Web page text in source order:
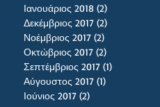
Ιανουάριος 2018 (2)
Δεκέμβριος 2017 (2)
Νοέμβριος 2017 (2)
Οκτώβριος 2017 (2)
Σεπτέμβριος 2017 (1)
Αύγουστος 2017 (1)
Ιούνιος 2017 (2)